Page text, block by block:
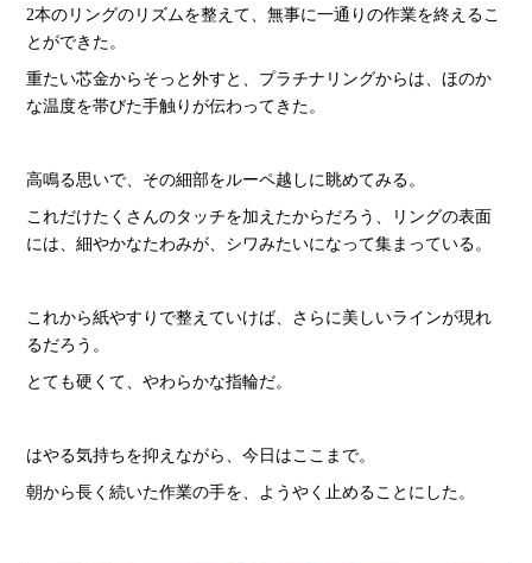
2本のリングのリズムを整えて、無事に一通りの作業を終えるこ
とができた。
重たい芯金からそっと外すと、プラチナリングからは、ほのか
な温度を帯びた手触りが伝わってきた。
高鳴る思いで、その細部をルーペ越しに眺めてみる。
これだけたくさんのタッチを加えたからだろう、リングの表面
には、細やかなたわみが、シワみたいになって集まっている。
これから紙やすりで整えていけば、さらに美しいラインが現れ
るだろう。
とても硬くて、やわらかな指輪だ。
はやる気持ちを抑えながら、今日はここまで。
朝から長く続いた作業の手を、ようやく止めることにした。